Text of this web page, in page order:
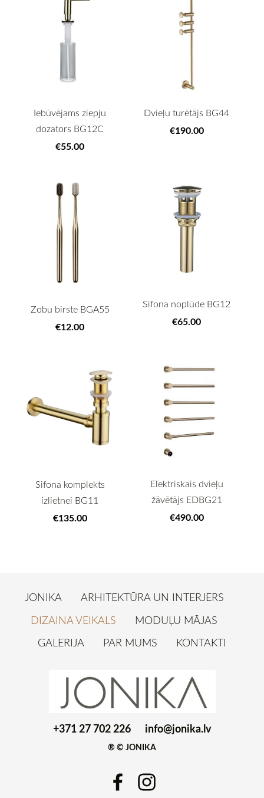
Iebūvējams ziepju
dozators BG12C
€55.00
Dvieļu turētājs BG44
€190.00
Zobu birste BGA55
€12.00
Sifona noplūde BG12
€65.00
Sifona komplekts
izlietnei BG11
€135.00
Elektriskais dvieļu
žāvētājs EDBG21
€490.00
JONIKA
ARHITEKTŪRA UN INTERJERS
DIZAINA VEIKALS
MODUĻU MĀJAS
GALERIJA
PAR MUMS KONTAKTI
+371 27 702 226 info@jonika.lv
® © JONIKA